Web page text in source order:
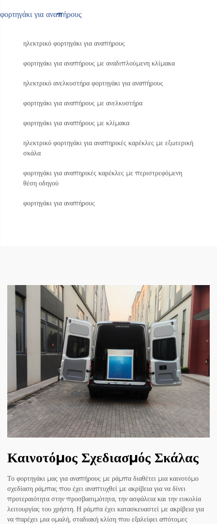
φορτηγάκι για αναπήρους
ηλεκτρικό φορτηγάκι για αναπήρους
φορτηγάκι για αναπήρους με αναδιπλούμενη κλίμακα
ηλεκτρικό ανελκυστήρα φορτηγάκι για αναπήρους
φορτηγάκι για αναπήρους με ανελκυστήρα
φορτηγάκι για αναπήρους με κλίμακα
ηλεκτρικό φορτηγάκι για αναπηρικές καρέκλες με εξωτερική
σκάλα
φορτηγάκι για αναπηρικές καρέκλες με περιστρεφόμενη
θέση οδηγού
φορτηγάκι για αναπήρους
Καινοτόμος Σχεδιασμός Σκάλας
Το φορτηγάκι μας για αναπήρους με ράμπα διαθέτει μια καινοτόμο
σχεδίαση ράμπας που έχει αναπτυχθεί με ακρίβεια για να δίνει
προτεραιότητα στην προσβασιμότητα, την ασφάλεια και την ευκολία
λειτουργίας του χρήστη. Η ράμπα έχει κατασκευαστεί με ακρίβεια για
να παρέχει μια ομαλή, σταδιακή κλίση που εξαλείφει απότομες